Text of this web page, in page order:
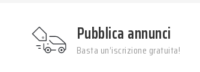
Pubblica annunci
Basta un’iscrizione gratuita!